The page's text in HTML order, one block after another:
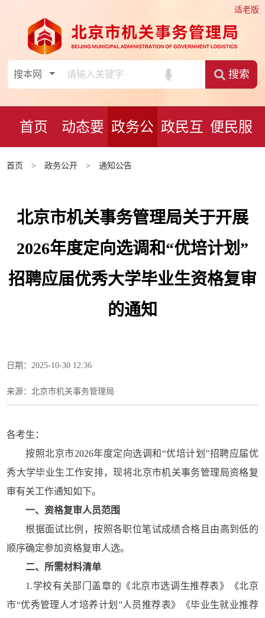
适老版
搜索
首页 动态要
闻
政务公
开
政民互 便民服
首页 >政务公开 >通知公告
北京市机关事务管理局关于开展
2026年度定向选调和“优培计划”
招聘应届优秀大学毕业生资格复审
的通知
日期：2025-10-30 12:36
来源：​北京市机关事务管理局
各考生：
按照北京市2026年度定向选调和“优培计划”招聘应届优
秀大学毕业生工作安排，现将北京市机关事务管理局资格复
审有关工作通知如下。
一、资格复审人员范围
根据面试比例，按照各职位笔试成绩合格且由高到低的
顺序确定参加资格复审人选。
二、所需材料清单
1.学校有关部门盖章的《北京市选调生推荐表》《北京
市“优秀管理人才培养计划”人员推荐表》《毕业生就业推荐